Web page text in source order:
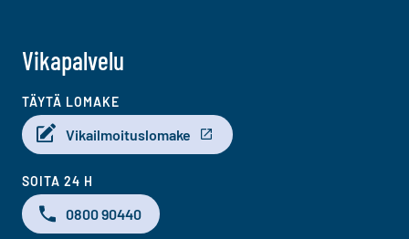
Vikapalvelu
TÄYTÄ LOMAKE
Vikailmoituslomake
SOITA 24 H
0800 90440